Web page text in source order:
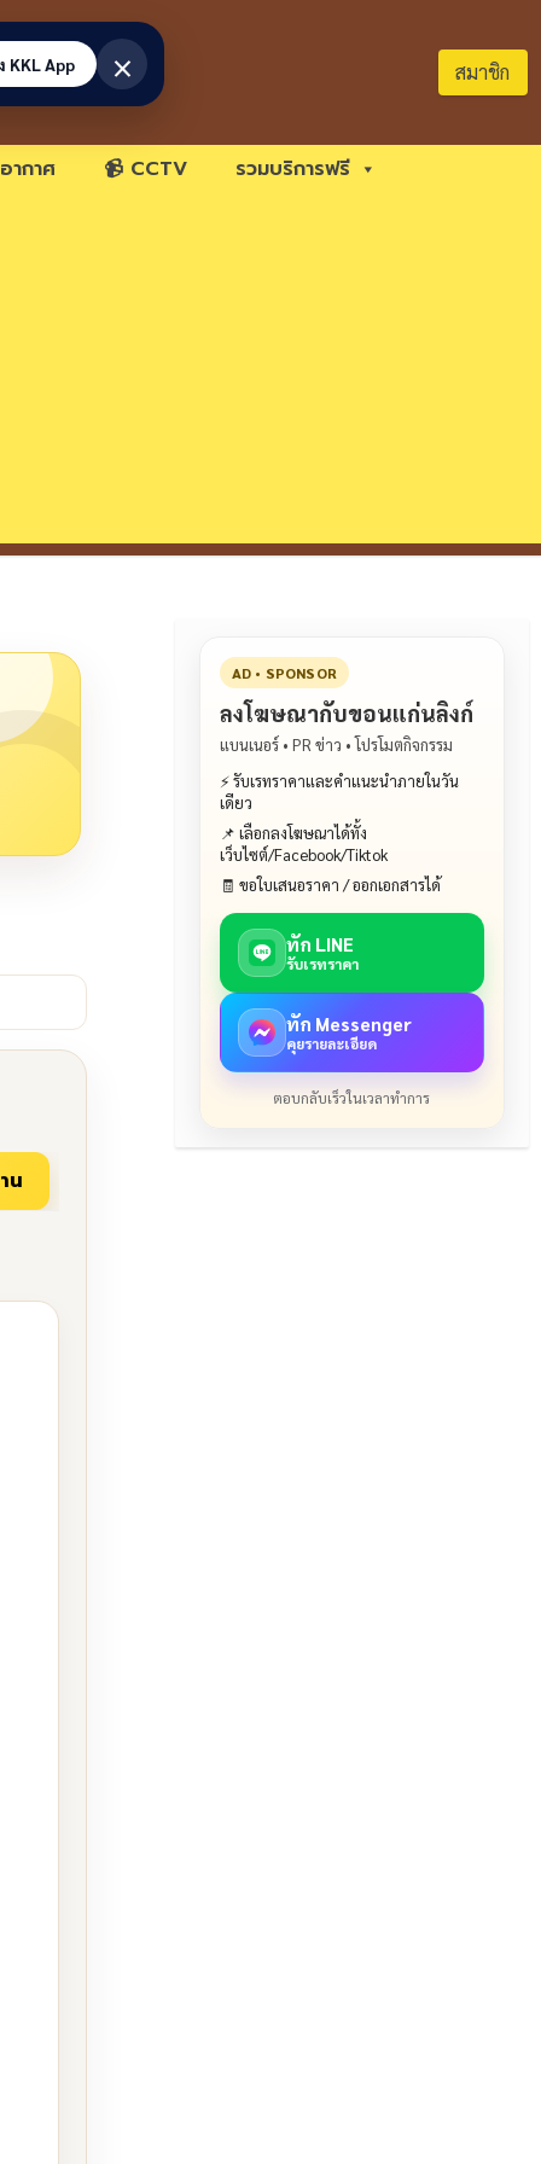
สมาชิก
ากาศ 📹 CCTV รวมบริการฟรี
AD • SPONSOR
ลงโฆษณากับขอนแก่นลิงก์
แบนเนอร์ • PR ข่าว • โปรโมตกิจกรรม
⚡ รับเรทราคาและคำแนะนำภายในวัน
เดียว
📌 เลือกลงโฆษณาได้ทั้ง
เว็บไซต์/Facebook/Tiktok
🧾 ขอใบเสนอราคา / ออกเอกสารได้
ทัก LINE
รับเรทราคา
ทัก Messenger
คุยรายละเอียด
ตอบกลับเร็วในเวลาทำการ
KKL App ×